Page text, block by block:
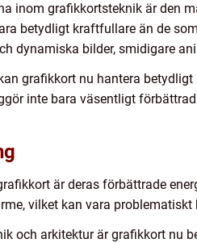
inom grafikkortsteknik är den
betydligt kraftfullare än de
dynamiska bilder, smidigare
grafikkort nu hantera
inte bara väsentligt
är deras förbättrade
vilket kan vara
och arkitektur är grafikkort nu